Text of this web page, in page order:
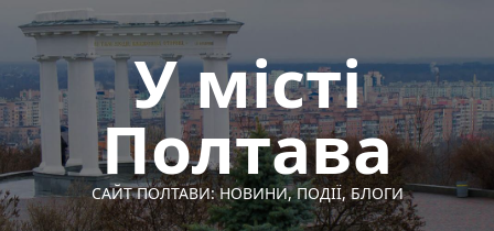
Перейти
вмісту
У місті
Полтава
САЙТ ПОЛТАВИ: НОВИНИ, ПОДІЇ, БЛОГИ